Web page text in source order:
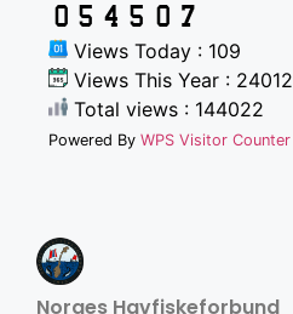
Views Today : 109
Views This Year : 24012
Total views : 144022
Powered By WPS Visitor Counter
Norges Havfiskeforbund